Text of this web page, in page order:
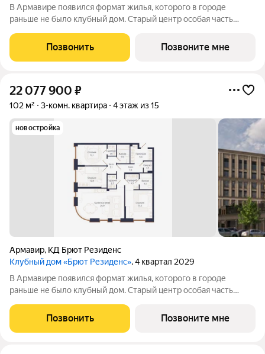
В Армавире появился формат жилья, которого в городе
раньше не было клубный дом. Старый центр особая часть
скверы, театр и школы в пешей доступности. Район, который
сформировался десятилетиями
Позвонить Позвоните мне
22 077 900 ₽
102 м² 3-комн. квартира 4 этаж из 15
новостройка
Армавир, КД Брют Резиденс
Клубный дом «Брют Резиденс», 4 квартал 2029
В Армавире появился формат жилья, которого в городе
раньше не было клубный дом. Старый центр особая часть
скверы, театр и школы в пешей доступности. Район, который
сформировался десятилетиями
Позвонить Позвоните мне